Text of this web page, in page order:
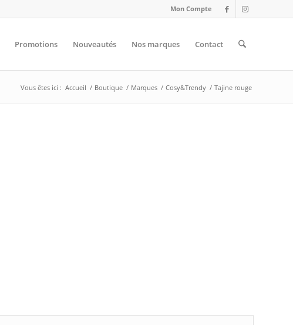
Mon Compte
Promotions Nouveautés Nos marques Contact
Vous êtes ici : Accueil / Boutique / Marques / Cosy&Trendy / Tajine rouge